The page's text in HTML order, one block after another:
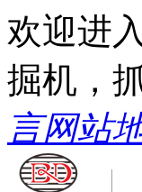
欢迎进
掘机，
言网站